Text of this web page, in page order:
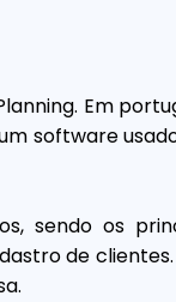
Em
software
sendo os
de